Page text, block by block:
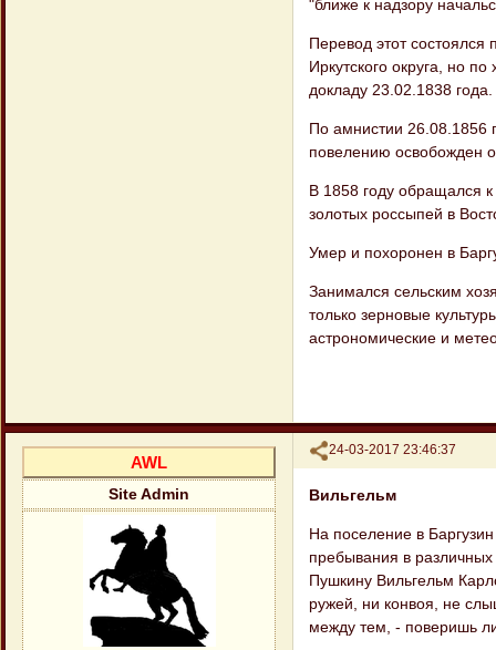
"ближе к надзору
Перевод этот состоялся
Иркутского округа, но
докладу 23.02.1838 года.
По амнистии 26.08.1856
повелению освобожден
В 1858 году обращался
золотых россыпей в
Умер и похоронен в
Занимался сельским
только зерновые
астрономические и
Поделиться
24-03-2017 23:46:37
AWL
Site Admin Вильгельм
На поселение в
пребывания в различных
Пушкину Вильгельм
ружей, ни конвоя, не
между тем, - поверишь